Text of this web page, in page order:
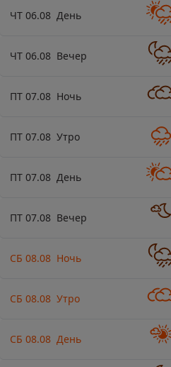
ЧТ 06.08 День
ЧТ 06.08 Вечер
ПТ 07.08 Ночь
ПТ 07.08 Утро
ПТ 07.08 День
ПТ 07.08 Вечер
СБ 08.08 Ночь
СБ 08.08 Утро
СБ 08.08 День